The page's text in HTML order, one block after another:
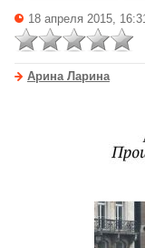
18 апреля 2015,
Арина Ларина